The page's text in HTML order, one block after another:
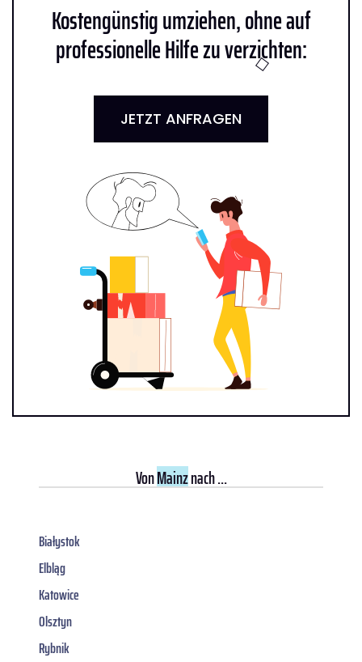
Kostengünstig umziehen, ohne auf
professionelle Hilfe zu verzichten:
JETZT ANFRAGEN
VonMainznach ...
Białystok
Elbląg
Katowice
Olsztyn
Rybnik